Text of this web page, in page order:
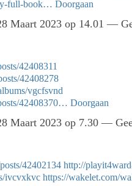
full-book… Doorgaan
Maart 2023 op 14.01 —
42408311
42408278
vgcfsvnd
42408370… Doorgaan
Maart 2023 op 7.30 —
42402134 http://
ivcvxkvc https://wakelet.com/